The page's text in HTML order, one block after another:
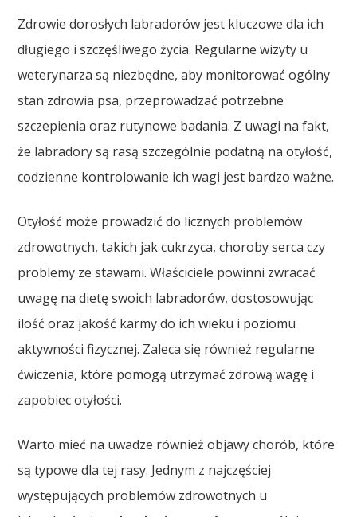
Zdrowie dorosłych labradorów jest kluczowe dla ich
długiego i szczęśliwego życia. Regularne wizyty u
weterynarza są niezbędne, aby monitorować ogólny
stan zdrowia psa, przeprowadzać potrzebne
szczepienia oraz rutynowe badania. Z uwagi na fakt,
że labradory są rasą szczególnie podatną na otyłość,
codzienne kontrolowanie ich wagi jest bardzo ważne.
Otyłość może prowadzić do licznych problemów
zdrowotnych, takich jak cukrzyca, choroby serca czy
problemy ze stawami. Właściciele powinni zwracać
uwagę na dietę swoich labradorów, dostosowując
ilość oraz jakość karmy do ich wieku i poziomu
aktywności fizycznej. Zaleca się również regularne
ćwiczenia, które pomogą utrzymać zdrową wagę i
zapobiec otyłości.
Warto mieć na uwadze również objawy chorób, które
są typowe dla tej rasy. Jednym z najczęściej
występujących problemów zdrowotnych u